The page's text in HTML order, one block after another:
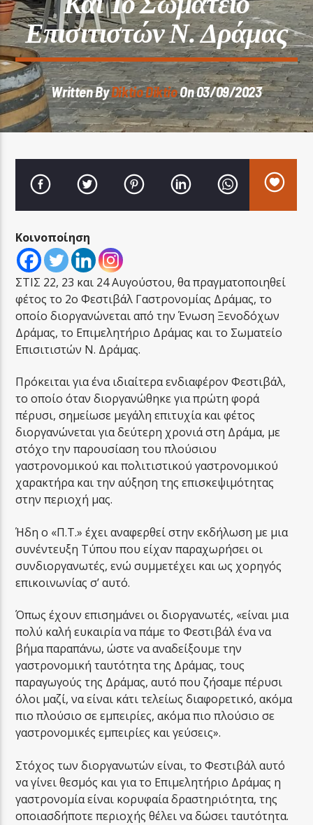
LA FAMIGLIA RADIO
LA FAMIGLIA ΝΗΣΙΩΤΙΚΑ
Επισιτιστών Ν. Δράμας
Written ByDiktio DiktioOn 03/09/2023
Κοινοποίηση
ΣΤΙΣ 22, 23 και 24 Αυγούστου, θα πραγματοποιηθεί
φέτος το 2ο Φεστιβάλ Γαστρονομίας Δράμας, το
οποίο διοργανώνεται από την Ένωση Ξενοδόχων
Δράμας, το Επιμελητήριο Δράμας και το Σωματείο
Επισιτιστών Ν. Δράμας.
Πρόκειται για ένα ιδιαίτερα ενδιαφέρον Φεστιβάλ,
το οποίο όταν διοργανώθηκε για πρώτη φορά
πέρυσι, σημείωσε μεγάλη επιτυχία και φέτος
διοργανώνεται για δεύτερη χρονιά στη Δράμα, με
στόχο την παρουσίαση του πλούσιου
γαστρονομικού και πολιτιστικού γαστρονομικού
χαρακτήρα και την αύξηση της επισκεψιμότητας
στην περιοχή μας.
Ήδη ο «Π.Τ.» έχει αναφερθεί στην εκδήλωση με μια
συνέντευξη Τύπου που είχαν παραχωρήσει οι
συνδιοργανωτές, ενώ συμμετέχει και ως χορηγός
επικοινωνίας σ’ αυτό.
Όπως έχουν επισημάνει οι διοργανωτές, «είναι μια
πολύ καλή ευκαιρία να πάμε το Φεστιβάλ ένα να
βήμα παραπάνω, ώστε να αναδείξουμε την
γαστρονομική ταυτότητα της Δράμας, τους
παραγωγούς της Δράμας, αυτό που ζήσαμε πέρυσι
όλοι μαζί, να είναι κάτι τελείως διαφορετικό, ακόμα
πιο πλούσιο σε εμπειρίες, ακόμα πιο πλούσιο σε
γαστρονομικές εμπειρίες και γεύσεις».
Στόχος των διοργανωτών είναι, το Φεστιβάλ αυτό
να γίνει θεσμός και για το Επιμελητήριο Δράμας η
γαστρονομία είναι κορυφαία δραστηριότητα, της
οποιασδήποτε περιοχής θέλει να δώσει ταυτότητα.